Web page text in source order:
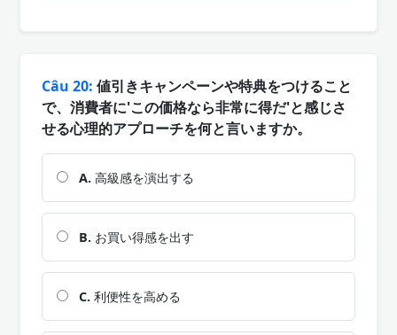
Câu 20: 値引きキャンペーンや特典をつけること
で、消費者に'この価格なら非常に得だ'と感じさ
せる心理的アプローチを何と言いますか。
A. 高級感を演出する
B. お買い得感を出す
C. 利便性を高める